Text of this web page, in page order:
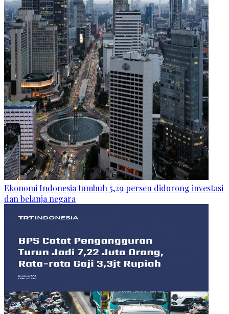
Ekonomi Indonesia tumbuh 5,29 persen didorong investasi
dan belanja negara